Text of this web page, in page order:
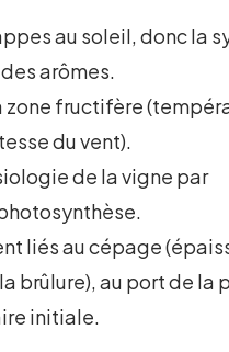
au soleil, donc la
arômes.
zone fructifère
du vent).
de la vigne par
liés au cépage
brûlure), au port de la
initiale.